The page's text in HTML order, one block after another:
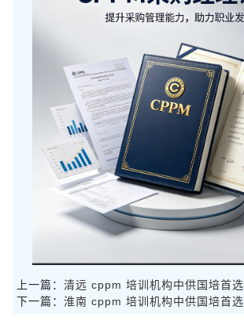
上一篇： 清远 cppm 培训机构中供国培首选
下一篇： 淮南 cppm 培训机构中供国培首选